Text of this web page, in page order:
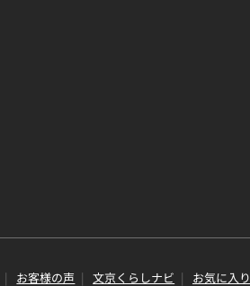
お客様の声 文京くらしナビ お気に入